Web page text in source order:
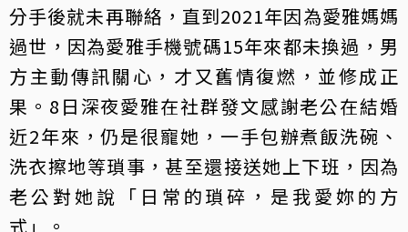
分手後就未再聯絡，直到2021年因為愛雅媽媽
過世，因為愛雅手機號碼15年來都未換過，男
方主動傳訊關心，才又舊情復燃，並修成正
果。8日深夜愛雅在社群發文感謝老公在結婚
近2年來，仍是很寵她，一手包辦煮飯洗碗、
洗衣擦地等瑣事，甚至還接送她上下班，因為
老公對她說「日常的瑣碎，是我愛妳的方
式」。